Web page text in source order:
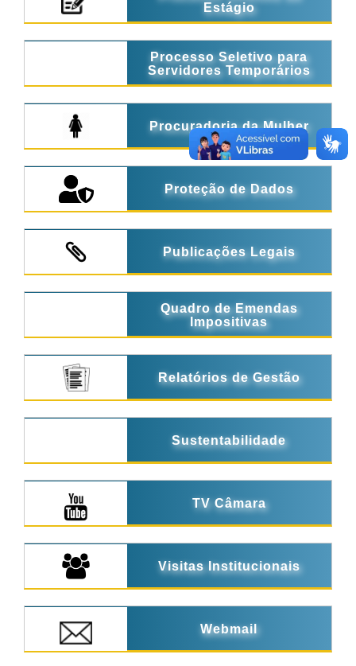
Estágio
Processo Seletivo para
Servidores Temporários
Procuradoria da Mulher
Proteção de Dados
Publicações Legais
Quadro de Emendas
Impositivas
Relatórios de Gestão
Sustentabilidade
TV Câmara
Visitas Institucionais
Webmail